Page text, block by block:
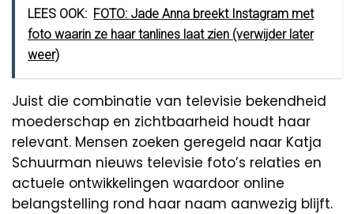
LEES OOK: FOTO: Jade Anna breekt Instagram met
foto waarin ze haar tanlines laat zien (verwijder later
weer)
Juist die combinatie van televisie bekendheid
moederschap en zichtbaarheid houdt haar
relevant. Mensen zoeken geregeld naar Katja
Schuurman nieuws televisie foto’s relaties en
actuele ontwikkelingen waardoor online
belangstelling rond haar naam aanwezig blijft.